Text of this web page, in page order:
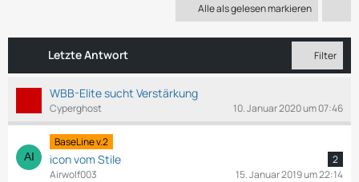
Alle als gelesen markieren
Letzte Antwort Filter
WBB-Elite sucht Verstärkung
Cyperghost 10. Januar 2020 um 07:46
BaseLine v.2
icon vom Stile
2
Airwolf003
15. Januar 2019 um 22:14